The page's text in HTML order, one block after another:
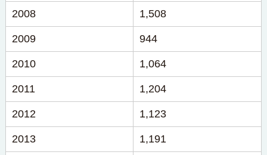
2008 1,508
2009 944
2010 1,064
2011 1,204
2012 1,123
2013 1,191